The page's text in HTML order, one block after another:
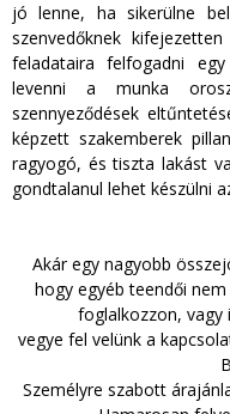
jó lenne, ha sikerülne
szenvedőknek
feladataira felfogadni
levenni a munka
szennyeződések
képzett szakemberek
ragyogó, és tiszta lakást
gondtalanul lehet készülni
Akár egy nagyobb
hogy egyéb teendői
foglalkozzon, vagy
vegye fel velünk a
Személyre szabott